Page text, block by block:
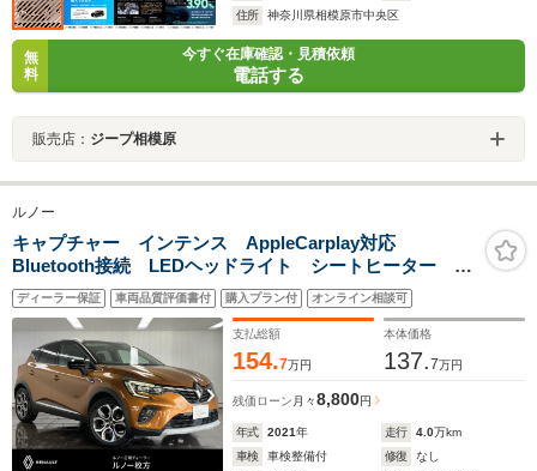
住所
神奈川県相模原市中央区
無
料
今すぐ在庫確認・見積依頼
電話する
販売店： ジープ相模原
ルノー
キャプチャー インテンス AppleCarplay対応
Bluetooth接続 LEDヘッドライト シートヒーター ス
テアリングヒーター アダプティブクルーズコントロー
ル 360°カメラ 認定中古車保証付き
ディーラー保証 車両品質評価書付 購入プラン付 オンライン相談可
支払総額
154.7万円
本体価格
137.7万円
残価ローン 月々8,800円
年式 2021年 走行 4.0万km
車検
車検整備付 修復
なし